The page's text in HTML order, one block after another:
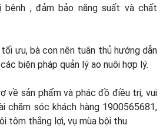
, đảm bảo năng suất và chất
ưu, bà con nên tuân thủ hướng dẫn
biện pháp quản lý ao nuôi hợp lý.
về sản phẩm và phác đồ điều trị, vui
chăm sóc khách hàng 1900565681,
tôm thắng lợi, vụ mùa bội thu.